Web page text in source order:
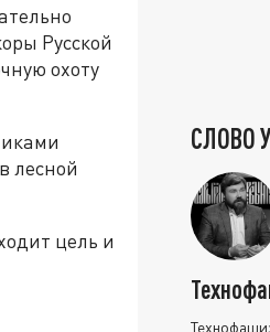
Русской
охоту
лесной
цель и
СЛОВО